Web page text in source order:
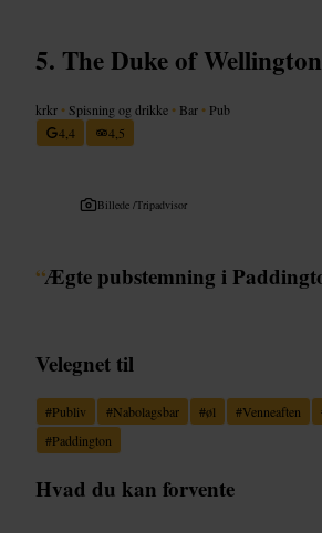
The Duke of Wellington
krkr • Spisning og drikke • Bar • Pub
4,4
4,5
Billede /Tripadvisor
“Ægte pubstemning i
Velegnet til
#Publiv #Nabolagsbar #øl #Venneaften
#Paddington
Hvad du kan forvente